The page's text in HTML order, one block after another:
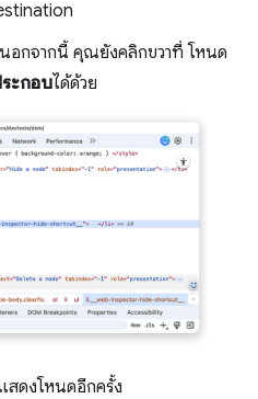
อกจากนี้ คุณยังคลิกขวาที่ โหนด
ะกอบได้ด้วย
สดงโหนดอีกครั้ง